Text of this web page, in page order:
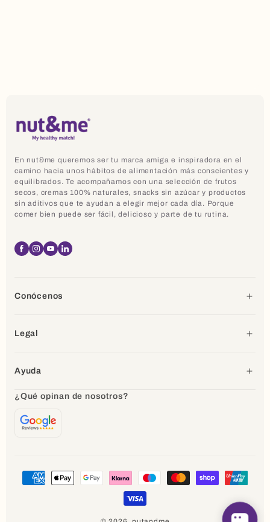
En nut&me queremos ser tu marca amiga e inspiradora en el
camino hacia unos hábitos de alimentación más conscientes y
equilibrados. Te acompañamos con una selección de frutos
secos, cremas 100% naturales, snacks sin azúcar y productos
sin aditivos que te ayudan a elegir mejor cada día. Porque
comer bien puede ser fácil, delicioso y parte de tu rutina.
Facebook
Instagram
YouTube
Linkedin
Conócenos
Legal
Ayuda
¿Qué opinan de nosotros?
Formas
de